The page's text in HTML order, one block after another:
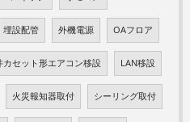
埋設配管 外機電源 OAフロア
カセット形エアコン移設 LAN移設
火災報知器取付 シーリング取付